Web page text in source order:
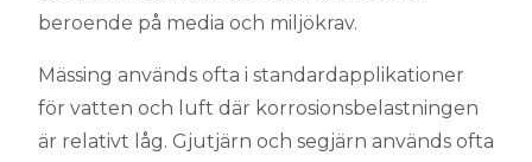
beroende på media och miljökrav.
Mässing används ofta i standardapplikationer
för vatten och luft där korrosionsbelastningen
är relativt låg. Gjutjärn och segjärn används ofta